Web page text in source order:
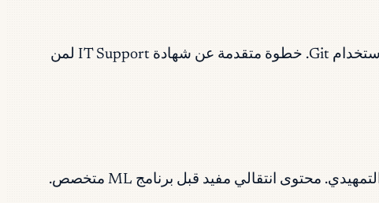
تُركّز على النصوص البرمجية بـ Python لعمليات تقنية المعلومات: الأتمتة، وواجهات API، والتحكم في الإصدارات باستخدام Git. خطوة متقدمة عن شهادة IT Support لمن